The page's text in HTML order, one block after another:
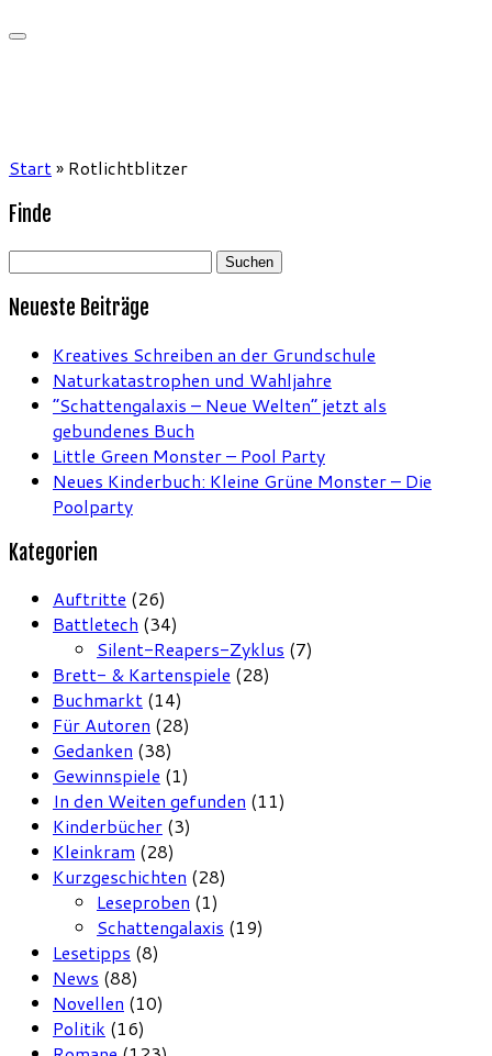
Start» Rotlichtblitzer
Finde
Suchen
Neueste Beiträge
Kreatives Schreiben an der Grundschule
Naturkatastrophen und Wahljahre
“Schattengalaxis – Neue Welten” jetzt als
gebundenes Buch
Little Green Monster – Pool Party
Neues Kinderbuch: Kleine Grüne Monster – Die
Poolparty
Kategorien
Auftritte (26)
Battletech (34)
Silent-Reapers-Zyklus (7)
Brett- & Kartenspiele (28)
Buchmarkt (14)
Für Autoren (28)
Gedanken (38)
Gewinnspiele (1)
In den Weiten gefunden (11)
Kinderbücher (3)
Kleinkram (28)
Kurzgeschichten (28)
Leseproben (1)
Schattengalaxis (19)
Lesetipps (8)
News (88)
Novellen (10)
Politik (16)